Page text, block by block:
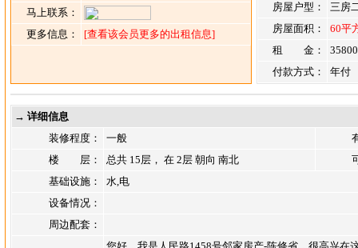
马上联系：
更多信息：
[查看该会员更多的出租信息]
房屋户型：
三房
房屋面积：
60平
租 金：
付款方式：
年付
→ 详细信息
装修程度：
一般
楼 层：
总共 15层， 在 2层 朝向 南北
基础设施：
水,电
设备情况：
周边配套：